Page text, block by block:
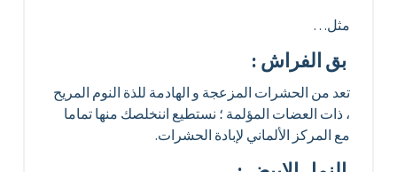
مثل…
بق الفراش :
تعد من الحشرات المزعجة و الهادمة للذة النوم المريح
، ذات العضات المؤلمة ؛ نستطيع اننخلصك منها تماما
مع المركز الألماني لإبادة الحشرات.